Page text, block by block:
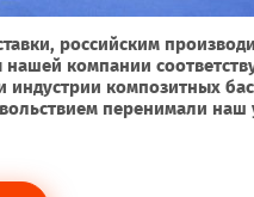
российским
нашей компании
композитных
перенимали